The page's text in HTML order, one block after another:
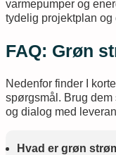
varmepumper og
tydelig projektplan og
FAQ: Grøn
Nedenfor finder I
spørgsmål. Brug
og dialog med
Hvad er grøn